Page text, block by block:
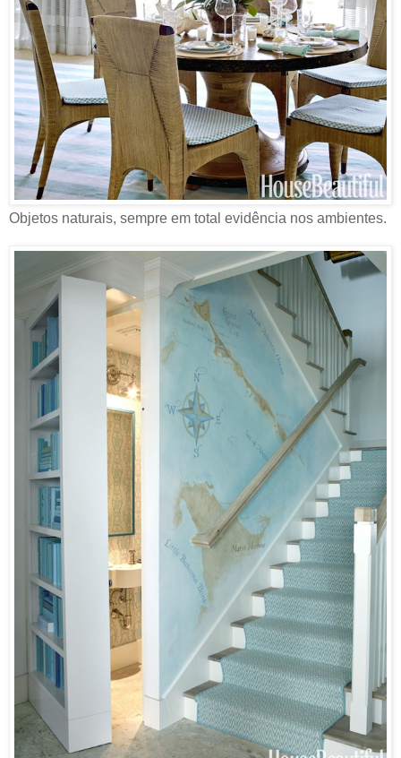
Objetos naturais, sempre em total evidência nos ambientes.